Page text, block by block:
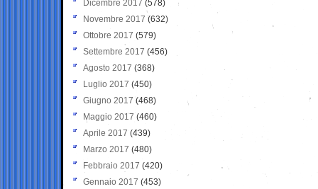
Dicembre 2017 (578)
Novembre 2017 (632)
Ottobre 2017 (579)
Settembre 2017 (456)
Agosto 2017 (368)
Luglio 2017 (450)
Giugno 2017 (468)
Maggio 2017 (460)
Aprile 2017 (439)
Marzo 2017 (480)
Febbraio 2017 (420)
Gennaio 2017 (453)